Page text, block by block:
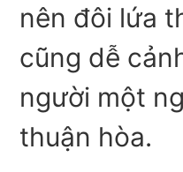
nên đôi lứa
cũng dễ
người một
thuận hòa.